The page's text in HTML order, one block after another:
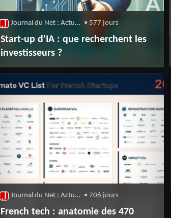
Journal du Net : Actualité du Capital-Risque • 577 jours
Start-up d'IA : que recherchent les
investisseurs ?
Journal du Net : Actualité du Capital-Risque • 706 jours
French tech : anatomie des 470